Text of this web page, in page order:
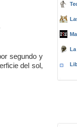
segundo y
del sol,
La